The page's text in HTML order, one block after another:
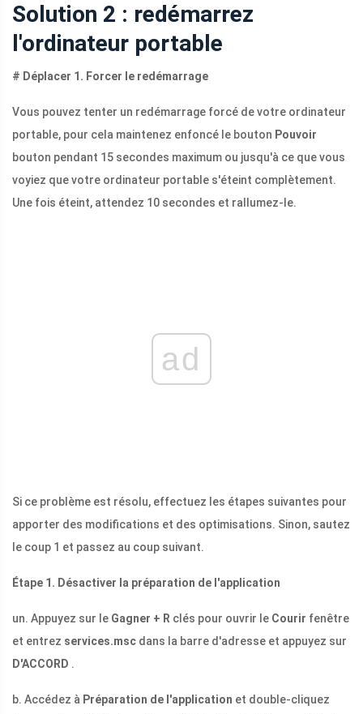
Solution 2 : redémarrez
l'ordinateur portable
# Déplacer 1. Forcer le redémarrage
Vous pouvez tenter un redémarrage forcé de votre ordinateur
portable, pour cela maintenez enfoncé le bouton Pouvoir
bouton pendant 15 secondes maximum ou jusqu'à ce que vous
voyiez que votre ordinateur portable s'éteint complètement.
Une fois éteint, attendez 10 secondes et rallumez-le.
ad
Si ce problème est résolu, effectuez les étapes suivantes pour
apporter des modifications et des optimisations. Sinon, sautez
le coup 1 et passez au coup suivant.
Étape 1. Désactiver la préparation de l'application
un. Appuyez sur le Gagner + R clés pour ouvrir le Courir fenêtre
et entrez services.msc dans la barre d'adresse et appuyez sur
D'ACCORD .
b. Accédez à Préparation de l'application et double-cliquez